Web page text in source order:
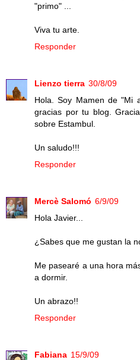
"primo" ...
Viva tu arte.
Responder
Lienzo tierra 30/8/09
Hola. Soy Mamen de "Mi
gracias por tu blog.
sobre Estambul.
Un saludo!!!
Responder
Mercè Salomó 6/9/09
Hola Javier...
¿Sabes que me gustan la
Me pasearé a una hora
a dormir.
Un abrazo!!
Responder
Fabiana 15/9/09